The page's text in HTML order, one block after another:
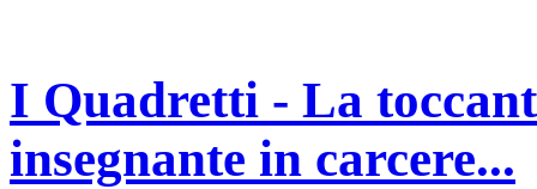
I Quadretti - La
insegnante in carcere...